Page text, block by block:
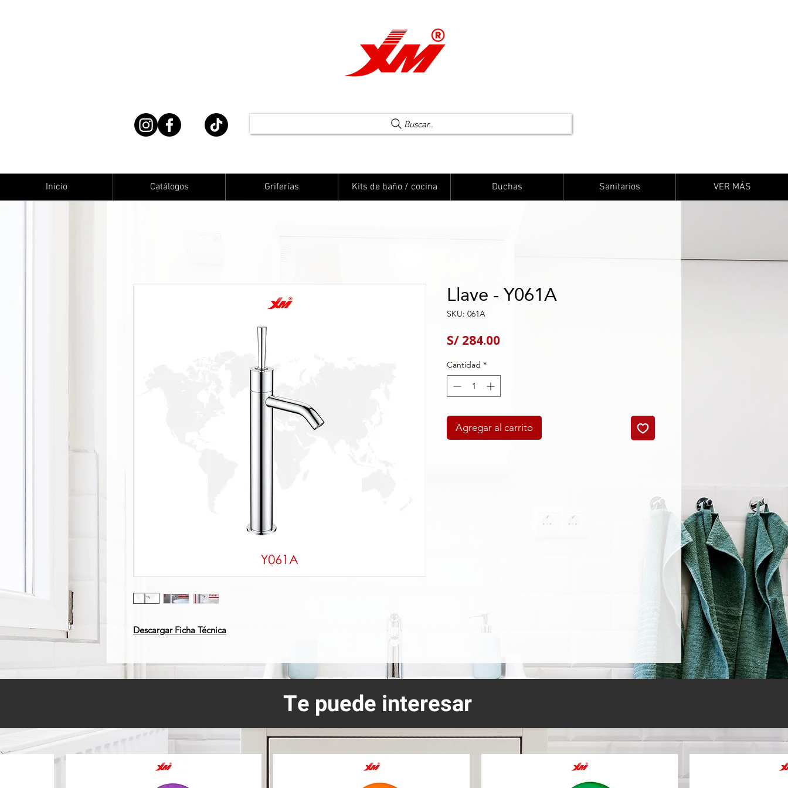
Buscar..
Inicio Catálogos Griferías Kits de baño / cocina Duchas Sanitarios VER MÁS
Descargar Ficha Técnica
Llave - Y061A
SKU: 061A
S/ 284.00Precio
Cantidad *
Agregar al carrito
Te puede interesar